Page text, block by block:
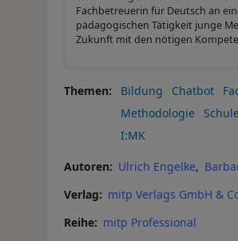
Fachbetreuerin für Deutsch an
pädagogischen Tätigkeit junge
Zukunft mit den nötigen
Themen Bildung Chatbot
Methodologie
Schule
I:MK
Autoren Ulrich Engelke
Verlag
mitp Verlags GmbH &
Reihe
mitp Professional